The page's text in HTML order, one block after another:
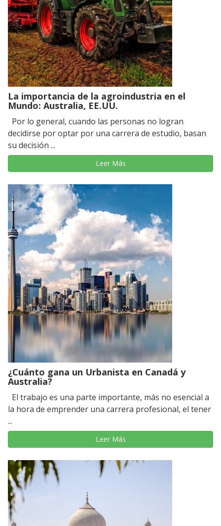
La importancia de la agroindustria en el
Mundo: Australia, EE.UU.
Por lo general, cuando las personas no logran
decidirse por optar por una carrera de estudio, basan
su decisión ...
Leer Más
¿Cuánto gana un Urbanista en Canadá y
Australia?
El trabajo es una parte importante, más no esencial a
la hora de emprender una carrera profesional, el tener
...
Leer Más